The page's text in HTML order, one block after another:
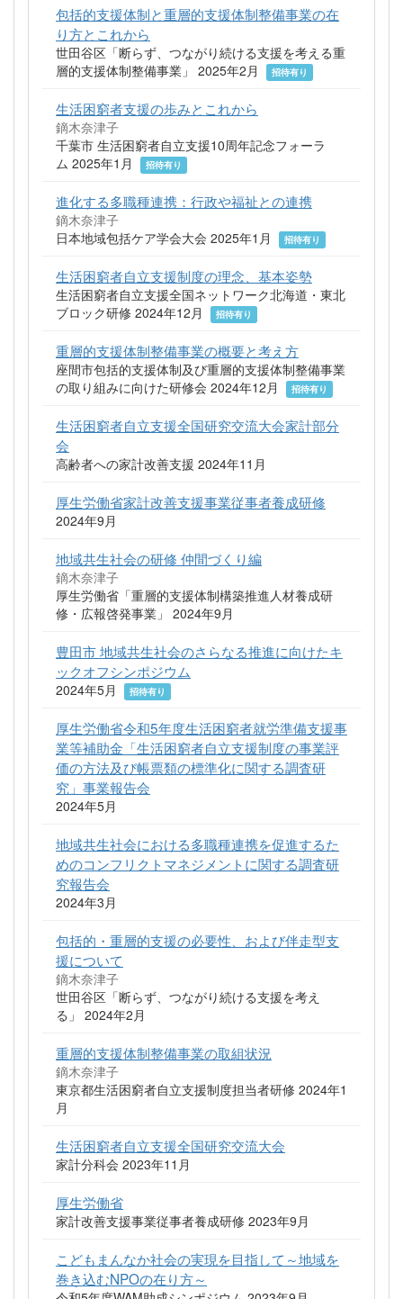
包括的支援体制と重層的支援体制整備事業の在
り方とこれから
世田谷区「断らず、つながり続ける支援を考える重
層的支援体制整備事業」 2025年2月
招待有り
生活困窮者支援の歩みとこれから
鏑木奈津子
千葉市 生活困窮者自立支援10周年記念フォーラ
ム 2025年1月
招待有り
進化する多職種連携：行政や福祉との連携
鏑木奈津子
日本地域包括ケア学会大会 2025年1月
招待有り
生活困窮者自立支援制度の理念、基本姿勢
生活困窮者自立支援全国ネットワーク北海道・東北
ブロック研修 2024年12月
招待有り
重層的支援体制整備事業の概要と考え方
座間市包括的支援体制及び重層的支援体制整備事業
の取り組みに向けた研修会 2024年12月
招待有り
生活困窮者自立支援全国研究交流大会家計部分
会
高齢者への家計改善支援 2024年11月
厚生労働省家計改善支援事業従事者養成研修
2024年9月
地域共生社会の研修 仲間づくり編
鏑木奈津子
厚生労働省「重層的支援体制構築推進人材養成研
修・広報啓発事業」 2024年9月
豊田市 地域共生社会のさらなる推進に向けたキ
ックオフシンポジウム
2024年5月 招待有り
厚生労働省令和5年度生活困窮者就労準備支援事
業等補助金「生活困窮者自立支援制度の事業評
価の方法及び帳票類の標準化に関する調査研
究」事業報告会
2024年5月
地域共生社会における多職種連携を促進するた
めのコンフリクトマネジメントに関する調査研
究報告会
2024年3月
包括的・重層的支援の必要性、および伴走型支
援について
鏑木奈津子
世田谷区「断らず、つながり続ける支援を考え
る」 2024年2月
重層的支援体制整備事業の取組状況
鏑木奈津子
東京都生活困窮者自立支援制度担当者研修 2024年1
月
生活困窮者自立支援全国研究交流大会
家計分科会 2023年11月
厚生労働省
家計改善支援事業従事者養成研修 2023年9月
こどもまんなか社会の実現を目指して～地域を
巻き込むNPOの在り方～